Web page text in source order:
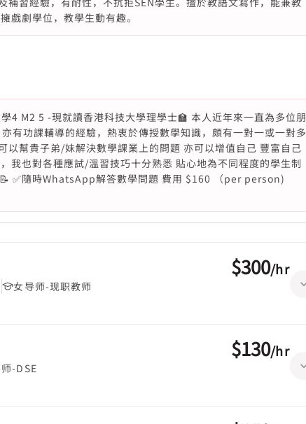
戲劇學位，教學生動有趣。
4 M2 5 -現就讀香港科技大學理學士🏫 本人近年來一直為多位朋
有功課輔導的經驗，熱衷於傳授數學知識，頗有一對一或一對多
以幫貴子弟/妹解決數學課業上的問題 亦可以增值自己 豐富自己
我也對各種應試/溫習技巧十分熟悉 貼心地為不同程度的學生制
✅隨時WhatsApp解答數學問題 費用 $160 （per person)
女导师-现职教师
$300/hr
-DSE
$130/hr